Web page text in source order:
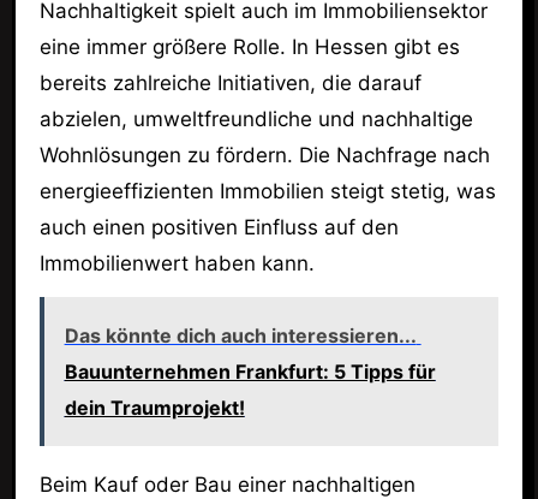
Nachhaltigkeit spielt auch im Immobiliensektor
eine immer größere Rolle. In Hessen gibt es
bereits zahlreiche Initiativen, die darauf
abzielen, umweltfreundliche und nachhaltige
Wohnlösungen zu fördern. Die Nachfrage nach
energieeffizienten Immobilien steigt stetig, was
auch einen positiven Einfluss auf den
Immobilienwert haben kann.
Das könnte dich auch interessieren...
Bauunternehmen Frankfurt: 5 Tipps für
dein Traumprojekt!
Beim Kauf oder Bau einer nachhaltigen